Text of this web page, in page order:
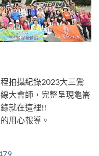
拍攝紀錄2023大三鶯
大會師，完整呈現龜崙
就在這裡!!
用心報導。